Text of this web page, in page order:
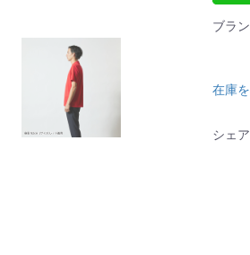
ブラ
在庫
シェ